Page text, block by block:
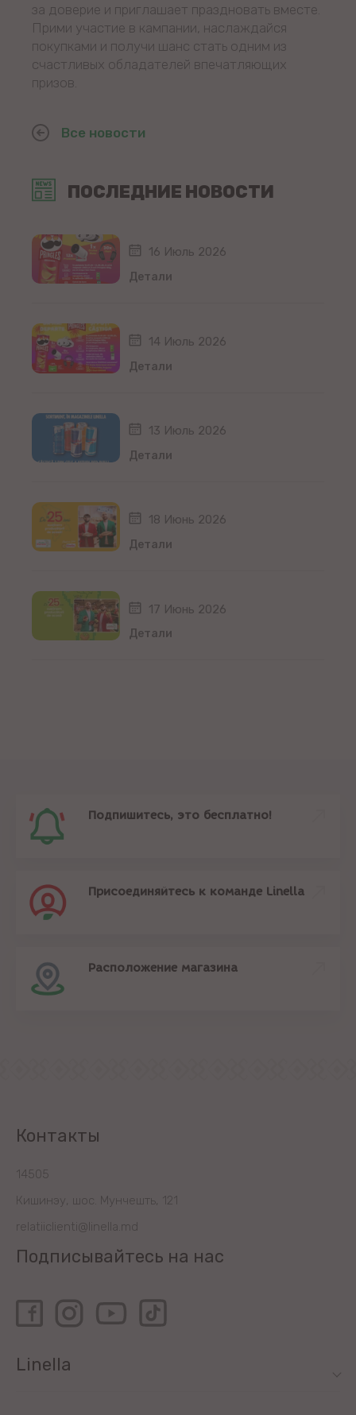
ПОСЛЕДНИЕ НОВОСТИ
16 Июль 2026
Детали
14 Июль 2026
Детали
13 Июль 2026
Детали
18 Июнь 2026
Детали
17 Июнь 2026
Детали
за доверие и приглашает праздновать вместе.
Прими участие в кампании, наслаждайся
покупками и получи шанс стать одним из
счастливых обладателей впечатляющих
призов.
Все новости
Подпишитесь, это бесплатно!
Присоединяйтесь к команде Linella
Расположение магазина
Контакты
14505
Кишинэу, шос. Мунчешть, 121
relatiiclienti@linella.md
Подписывайтесь на нас
Linella